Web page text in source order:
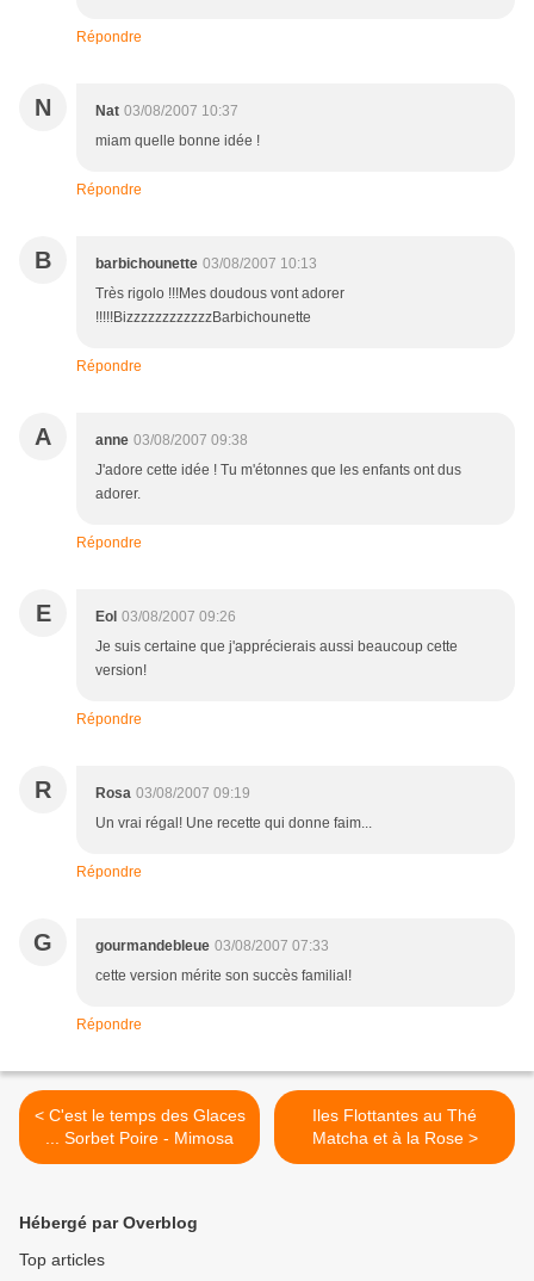
Répondre
N Nat 03/08/2007 10:37
miam quelle bonne idée !
Répondre
B barbichounette 03/08/2007 10:13
Très rigolo !!!Mes doudous vont adorer
!!!!!BizzzzzzzzzzzzBarbichounette
Répondre
A anne 03/08/2007 09:38
J'adore cette idée ! Tu m'étonnes que les enfants ont dus
adorer.
Répondre
E Eol 03/08/2007 09:26
Je suis certaine que j'apprécierais aussi beaucoup cette
version!
Répondre
R Rosa 03/08/2007 09:19
Un vrai régal! Une recette qui donne faim...
Répondre
G gourmandebleue 03/08/2007 07:33
cette version mérite son succès familial!
Répondre
< C'est le temps des Glaces
... Sorbet Poire - Mimosa
Iles Flottantes au Thé
Matcha et à la Rose >
Hébergé par Overblog
Top articles